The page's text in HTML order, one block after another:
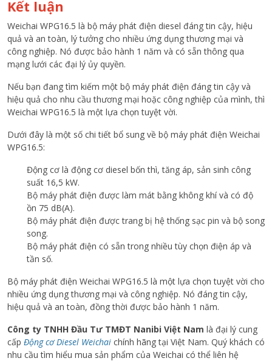
Kết luận
Weichai WPG16.5 là bộ máy phát điện diesel đáng tin cậy, hiệu
quả và an toàn, lý tưởng cho nhiều ứng dụng thương mại và
công nghiệp. Nó được bảo hành 1 năm và có sẵn thông qua
mạng lưới các đại lý ủy quyền.
Nếu bạn đang tìm kiếm một bộ máy phát điện đáng tin cậy và
hiệu quả cho nhu cầu thương mại hoặc công nghiệp của mình, thì
Weichai WPG16.5 là một lựa chọn tuyệt vời.
Dưới đây là một số chi tiết bổ sung về bộ máy phát điện Weichai
WPG16.5:
Động cơ là động cơ diesel bốn thì, tăng áp, sản sinh công
suất 16,5 kW.
Bộ máy phát điện được làm mát bằng không khí và có độ
ồn 75 dB(A).
Bộ máy phát điện được trang bị hệ thống sạc pin và bộ song
song.
Bộ máy phát điện có sẵn trong nhiều tùy chọn điện áp và
tần số.
Bộ máy phát điện Weichai WPG16.5 là một lựa chọn tuyệt vời cho
nhiều ứng dụng thương mại và công nghiệp. Nó đáng tin cậy,
hiệu quả và an toàn, đồng thời được bảo hành 1 năm.
Công ty TNHH Đầu Tư TMĐT Nanibi Việt Nam là đại lý cung
cấp Động cơ Diesel Weichai chính hãng tại Việt Nam. Quý khách có
nhu cầu tìm hiểu mua sản phẩm của Weichai có thể liên hệ